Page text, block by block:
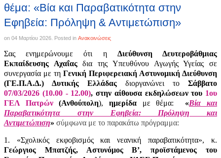
θέμα: «Βία και Παραβατικότητα στην
Εφηβεία: Πρόληψη & Αντιμετώπιση»
on 04 Μαρτίου 2026 . Posted in Ανακοινώσεις
Σας ενημερώνουμε ότι η Διεύθυνση Δευτεροβάθμιας
Εκπαίδευσης Αχαΐαςδια της Υπευθύνου Αγωγής Υγείας σε
συνεργασία με τη Γενική Περιφερειακή Αστυνομική Διεύθυνση
(ΓΕ.Π.Α.Δ.) Δυτικής Ελλάδας διοργανώνει το Σάββατο
07/03/2026 (10.00 - 12.00), στην αίθουσα εκδηλώσεων του 1ου
ΓΕΛ Πατρών(Ανθούπολη), ημερίδαμε θέμα: «Βία και
Παραβατικότητα στην Εφηβεία: Πρόληψη και
Αντιμετώπιση» σύμφωνα με το παρακάτω πρόγραμμα:
1. «Σχολικός εκφοβισμός και νεανική παραβατικότητα», κ.
Γεώργιος Μπατζής, Αστυνόμος Β’, προϊστάμενος του